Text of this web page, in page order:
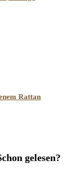
Rattan
gelesen?